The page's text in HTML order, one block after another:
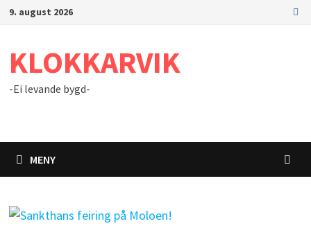
Gå9. august 2026
KLOKKARVIK
-Ei levande bygd-
MENY